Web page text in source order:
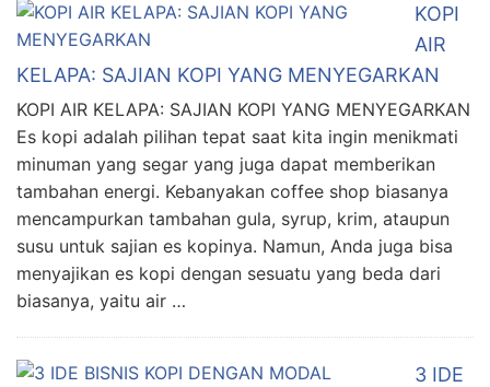
KOPI
AIR
KELAPA: SAJIAN KOPI YANG MENYEGARKAN
KOPI AIR KELAPA: SAJIAN KOPI YANG MENYEGARKAN
Es kopi adalah pilihan tepat saat kita ingin menikmati
minuman yang segar yang juga dapat memberikan
tambahan energi. Kebanyakan coffee shop biasanya
mencampurkan tambahan gula, syrup, krim, ataupun
susu untuk sajian es kopinya. Namun, Anda juga bisa
menyajikan es kopi dengan sesuatu yang beda dari
biasanya, yaitu air …
3 IDE